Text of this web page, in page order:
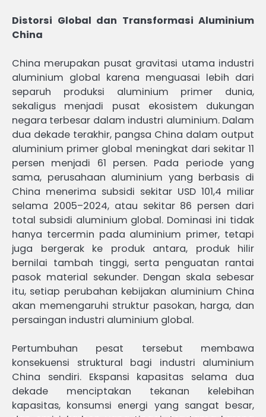
Distorsi Global dan Transformasi Aluminium
China
China merupakan pusat gravitasi utama industri
aluminium global karena menguasai lebih dari
separuh produksi aluminium primer dunia,
sekaligus menjadi pusat ekosistem dukungan
negara terbesar dalam industri aluminium. Dalam
dua dekade terakhir, pangsa China dalam output
aluminium primer global meningkat dari sekitar 11
persen menjadi 61 persen. Pada periode yang
sama, perusahaan aluminium yang berbasis di
China menerima subsidi sekitar USD 101,4 miliar
selama 2005–2024, atau sekitar 86 persen dari
total subsidi aluminium global. Dominasi ini tidak
hanya tercermin pada aluminium primer, tetapi
juga bergerak ke produk antara, produk hilir
bernilai tambah tinggi, serta penguatan rantai
pasok material sekunder. Dengan skala sebesar
itu, setiap perubahan kebijakan aluminium China
akan memengaruhi struktur pasokan, harga, dan
persaingan industri aluminium global.
Pertumbuhan pesat tersebut membawa
konsekuensi struktural bagi industri aluminium
China sendiri. Ekspansi kapasitas selama dua
dekade menciptakan tekanan kelebihan
kapasitas, konsumsi energi yang sangat besar,